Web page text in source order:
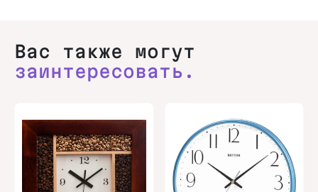
Вас также могут
заинтересовать.